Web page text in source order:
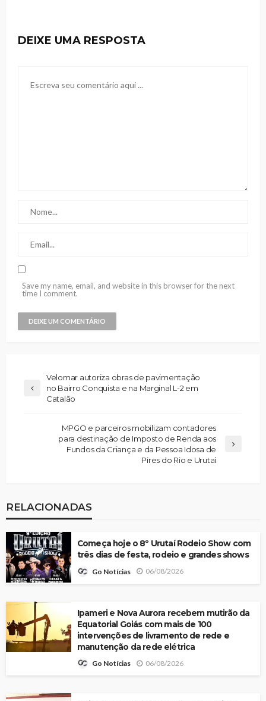
DEIXE UMA RESPOSTA
Save my name, email, and website in this browser for the next
time I comment.
Velomar autoriza obras de pavimentação
no Bairro Conquista e na Marginal L-2 em
Catalão
MPGO e parceiros mobilizam contadores
para destinação de Imposto de Renda aos
Fundos da Criança e da Pessoa Idosa de
Pires do Rio e Urutaí
RELACIONADAS
Começa hoje o 8º Urutaí Rodeio Show com
três dias de festa, rodeio e grandes shows
Go Notícias 06/08/2026
Ipameri e Nova Aurora recebem mutirão da
Equatorial Goiás com mais de 100
intervenções de livramento de rede e
manutenção da rede elétrica
Go Notícias 06/08/2026